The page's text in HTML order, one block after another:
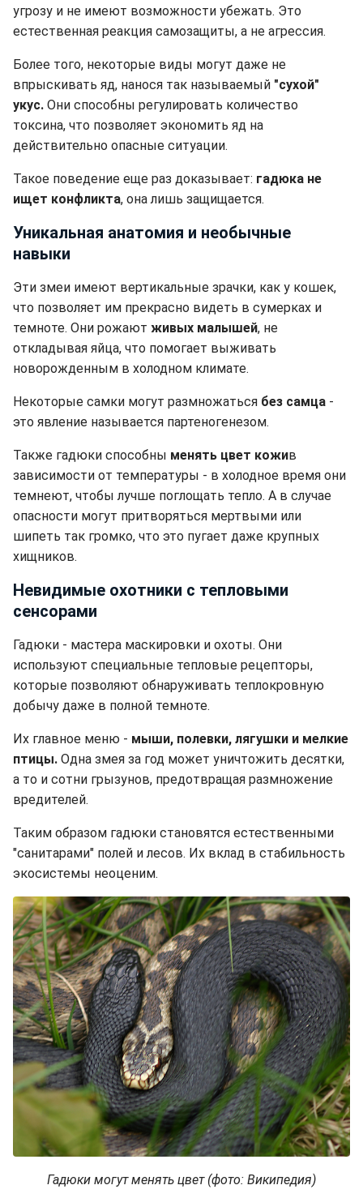
угрозу и не имеют возможности убежать. Это
естественная реакция самозащиты, а не агрессия.
Более того, некоторые виды могут даже не
впрыскивать яд, нанося так называемый "сухой"
укус. Они способны регулировать количество
токсина, что позволяет экономить яд на
действительно опасные ситуации.
Такое поведение еще раз доказывает: гадюка не
ищет конфликта, она лишь защищается.
Уникальная анатомия и необычные
навыки
Эти змеи имеют вертикальные зрачки, как у кошек,
что позволяет им прекрасно видеть в сумерках и
темноте. Они рожают живых малышей, не
откладывая яйца, что помогает выживать
новорожденным в холодном климате.
Некоторые самки могут размножаться без самца -
это явление называется партеногенезом.
Также гадюки способны менять цвет кожив
зависимости от температуры - в холодное время они
темнеют, чтобы лучше поглощать тепло. А в случае
опасности могут притворяться мертвыми или
шипеть так громко, что это пугает даже крупных
хищников.
Невидимые охотники с тепловыми
сенсорами
Гадюки - мастера маскировки и охоты. Они
используют специальные тепловые рецепторы,
которые позволяют обнаруживать теплокровную
добычу даже в полной темноте.
Их главное меню - мыши, полевки, лягушки и мелкие
птицы. Одна змея за год может уничтожить десятки,
а то и сотни грызунов, предотвращая размножение
вредителей.
Таким образом гадюки становятся естественными
"санитарами" полей и лесов. Их вклад в стабильность
экосистемы неоценим.
Гадюки могут менять цвет (фото: Википедия)